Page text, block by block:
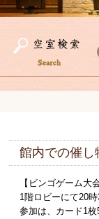
館内での催し
【ビンゴゲーム大会
1階ロビーにて20
参加は、カード1枚